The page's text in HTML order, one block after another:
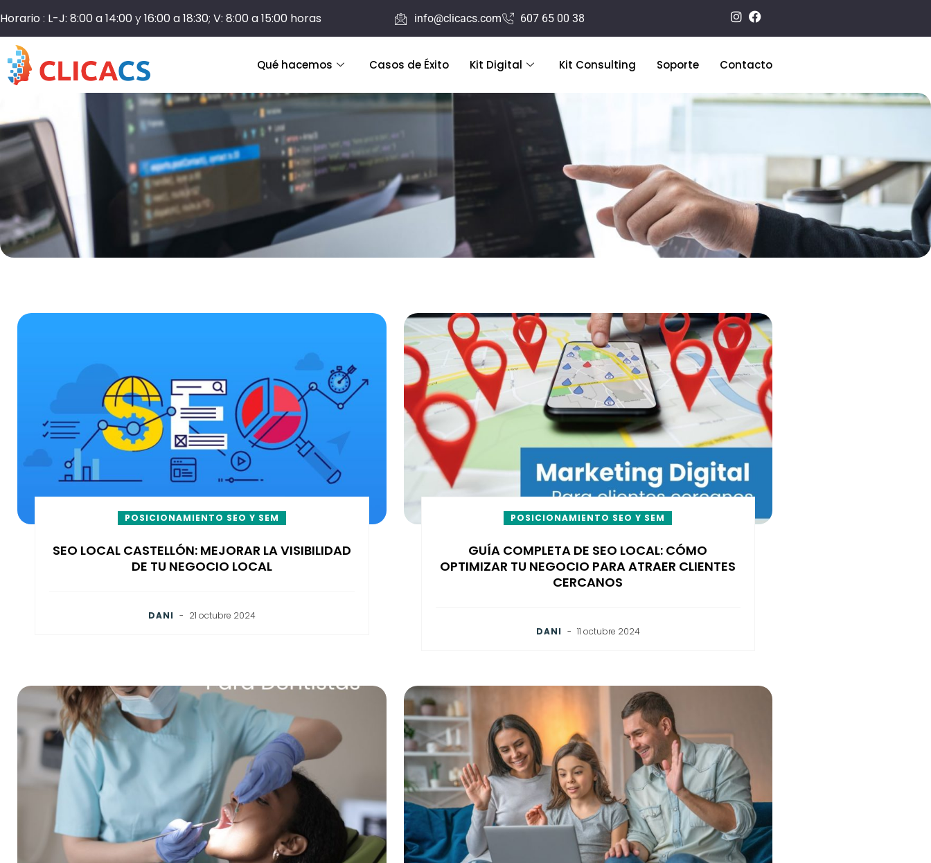
Horario : L-J: 8:00 a 14:00y16:00 a 18:30; V: 8:00 a 15:00 horas info@clicacs.com 607 65 00 38
Qué hacemos Casos de Éxito Kit Digital Kit Consulting Soporte Contacto
POSICIONAMIENTO SEO Y SEM
SEO LOCAL CASTELLÓN: MEJORAR LA VISIBILIDAD
DE TU NEGOCIO LOCAL
DANI - 21 octubre 2024
POSICIONAMIENTO SEO Y SEM
GUÍA COMPLETA DE SEO LOCAL: CÓMO
OPTIMIZAR TU NEGOCIO PARA ATRAER CLIENTES
CERCANOS
DANI - 11 octubre 2024